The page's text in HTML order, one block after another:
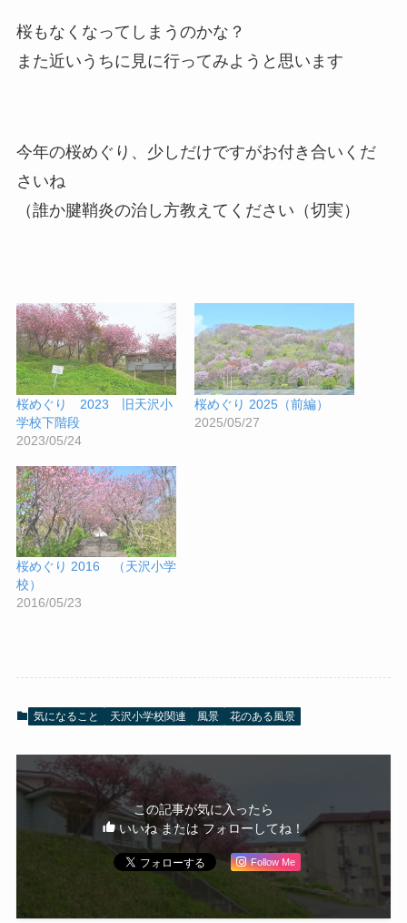
桜もなくなってしまうのかな？
また近いうちに見に行ってみようと思います
今年の桜めぐり、少しだけですがお付き合いくだ
さいね
（誰か腱鞘炎の治し方教えてください（切実）
桜めぐり 2023 旧天沢小
学校下階段
2023/05/24
桜めぐり 2025（前編）
2025/05/27
桜めぐり 2016 （天沢小学
校）
2016/05/23
気になること 天沢小学校関連 風景 花のある風景
この記事が気に入ったら
いいね または フォローしてね！
Follow Me